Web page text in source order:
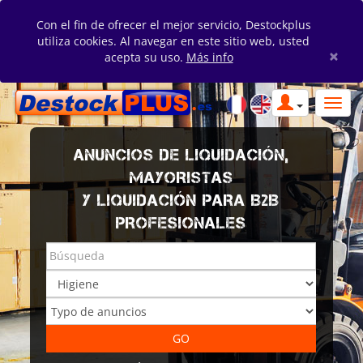
Con el fin de ofrecer el mejor servicio, Destockplus
utiliza cookies. Al navegar en este sitio web, usted
acepta su uso. Más info ×
ANUNCIOS DE LIQUIDACIÓN,
MAYORISTAS
Y LIQUIDACIÓN PARA B2B
PROFESIONALES